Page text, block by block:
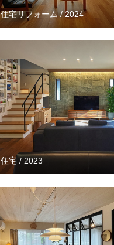
住宅リフォーム / 2024
住宅 / 2023